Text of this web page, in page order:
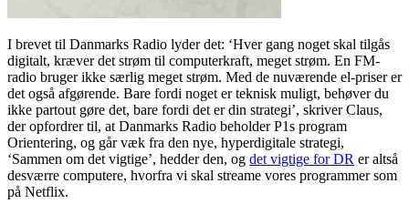
I brevet til Danmarks Radio lyder det: ‘Hver gang noget skal tilgås
digitalt, kræver det strøm til computerkraft, meget strøm. En FM-
radio bruger ikke særlig meget strøm. Med de nuværende el-priser er
det også afgørende. Bare fordi noget er teknisk muligt, behøver du
ikke partout gøre det, bare fordi det er din strategi’, skriver Claus,
der opfordrer til, at Danmarks Radio beholder P1s program
Orientering, og går væk fra den nye, hyperdigitale strategi,
‘Sammen om det vigtige’, hedder den, og det vigtige for DR er altså
desværre computere, hvorfra vi skal streame vores programmer som
på Netflix.